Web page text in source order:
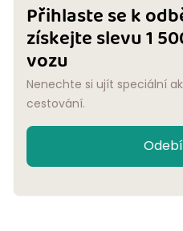
Přihlaste se k
získejte slevu 1
vozu
Nenechte si ujít speciální
cestování.